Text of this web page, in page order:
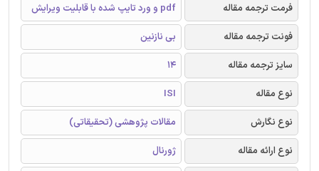
فرمت ترجمه مقاله
pdf و ورد تایپ شده با قابلیت ویرایش
فونت ترجمه مقاله
بی نازنین
سایز ترجمه مقاله
14
نوع مقاله
ISI
نوع نگارش
مقالات پژوهشی (تحقیقاتی)
نوع ارائه مقاله
ژورنال